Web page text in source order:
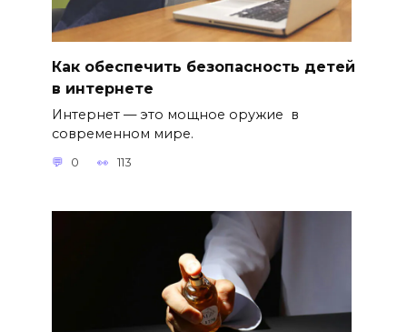
Как обеспечить безопасность детей
в интернете
Интернет — это мощное оружие в
современном мире.
0 113